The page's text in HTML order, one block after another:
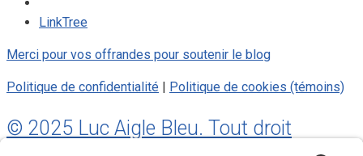
LinkTree
Merci pour vos offrandes pour soutenir le blog
Politique de confidentialité | Politique de cookies (témoins)
© 2025 Luc Aigle Bleu. Tout droit